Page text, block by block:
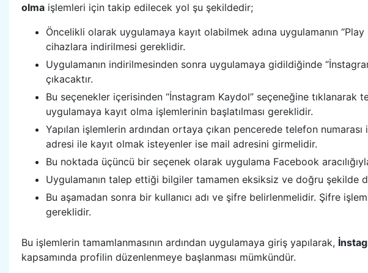
olma işlemleri için takip edilecek yol şu şekildedir;
Öncelikli olarak uygulamaya kayıt olabilmek adına uygulamanın “Play
cihazlara indirilmesi gereklidir.
Uygulamanın indirilmesinden sonra uygulamaya gidildiğinde
çıkacaktır.
Bu seçenekler içerisinden “İnstagram Kaydol” seçeneğine tıklanarak
uygulamaya kayıt olma işlemlerinin başlatılması gereklidir.
Yapılan işlemlerin ardından ortaya çıkan pencerede telefon
adresi ile kayıt olmak isteyenler ise mail adresini girmelidir.
Bu noktada üçüncü bir seçenek olarak uygulama Facebook
Uygulamanın talep ettiği bilgiler tamamen eksiksiz ve doğru şekilde
Bu aşamadan sonra bir kullanıcı adı ve şifre belirlenmelidir. Şifre
gereklidir.
Bu işlemlerin tamamlanmasının ardından uygulamaya giriş yapılarak,
kapsamında profilin düzenlenmeye başlanması mümkündür.